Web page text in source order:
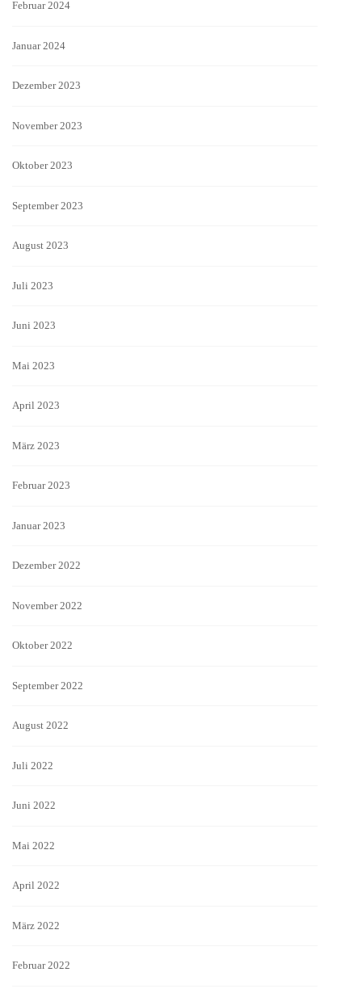
Februar 2024
Januar 2024
Dezember 2023
November 2023
Oktober 2023
September 2023
August 2023
Juli 2023
Juni 2023
Mai 2023
April 2023
März 2023
Februar 2023
Januar 2023
Dezember 2022
November 2022
Oktober 2022
September 2022
August 2022
Juli 2022
Juni 2022
Mai 2022
April 2022
März 2022
Februar 2022